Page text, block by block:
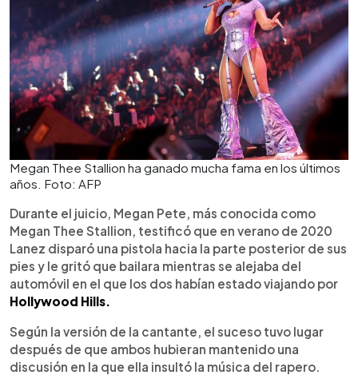
Megan Thee Stallion ha ganado mucha fama en los últimos
años. Foto: AFP
Durante el juicio, Megan Pete, más conocida como
Megan Thee Stallion, testificó que en verano de 2020
Lanez disparó una pistola hacia la parte posterior de sus
pies y le gritó que bailara mientras se alejaba del
automóvil en el que los dos habían estado viajando por
Hollywood Hills.
Según la versión de la cantante, el suceso tuvo lugar
después de que ambos hubieran mantenido una
discusión en la que ella insultó la música del rapero.